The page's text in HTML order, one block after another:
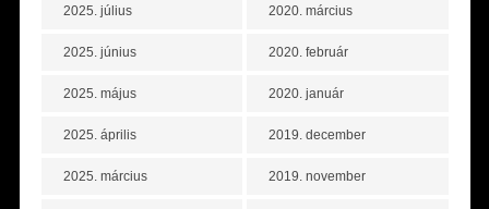
2025. július
2025. június
2025. május
2025. április
2025. március
2020. március
2020. február
2020. január
2019. december
2019. november